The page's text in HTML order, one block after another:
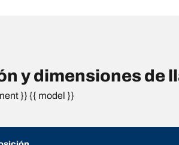
y dimensiones de
}} {{ model }}